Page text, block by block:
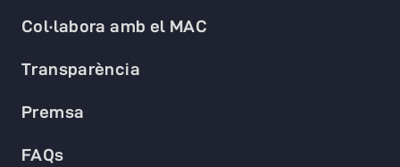
Col·labora amb el MAC
Transparència
Premsa
FAQs